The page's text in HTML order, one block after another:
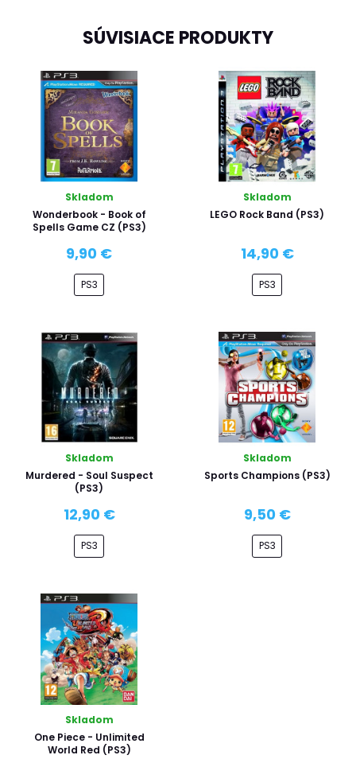
SÚVISIACE PRODUKTY
Skladom
Wonderbook - Book of
Spells Game CZ (PS3)
9,90 €
PS3
Skladom
LEGO Rock Band (PS3)
14,90 €
PS3
Skladom
Murdered - Soul Suspect
(PS3)
12,90 €
PS3
Skladom
Sports Champions (PS3)
9,50 €
PS3
Skladom
One Piece - Unlimited
World Red (PS3)